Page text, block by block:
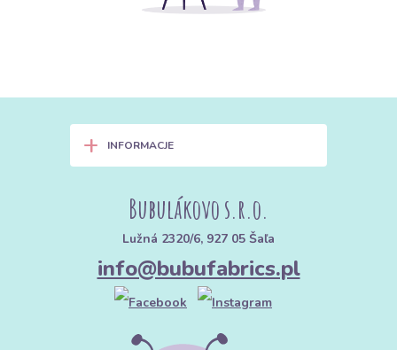
+ INFORMACJE
Bubulákovo s.r.o.
Lužná 2320/6, 927 05 Šaľa
info@bubufabrics.pl